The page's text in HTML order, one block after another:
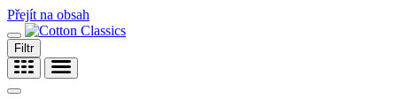
Přejít na obsah
Filtr